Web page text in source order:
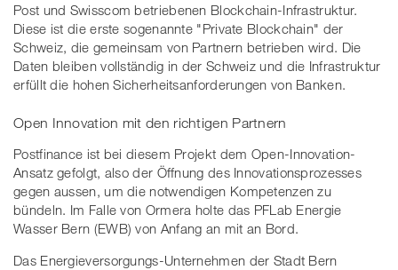
Post und Swisscom betriebenen Blockchain-Infrastruktur.
Diese ist die erste sogenannte "Private Blockchain" der
Schweiz, die gemeinsam von Partnern betrieben wird. Die
Daten bleiben vollständig in der Schweiz und die Infrastruktur
erfüllt die hohen Sicherheitsanforderungen von Banken.
Open Innovation mit den richtigen Partnern
Postfinance ist bei diesem Projekt dem Open-Innovation-
Ansatz gefolgt, also der Öffnung des Innovationsprozesses
gegen aussen, um die notwendigen Kompetenzen zu
bündeln. Im Falle von Ormera holte das PFLab Energie
Wasser Bern (EWB) von Anfang an mit an Bord.
Das Energieversorgungs-Unternehmen der Stadt Bern